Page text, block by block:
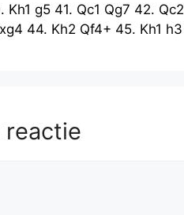
Kh1 g5 41. Qc1 Qg7 42. Qc2
44. Kh2 Qf4+ 45. Kh1 h3
reactie